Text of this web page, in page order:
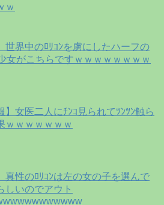
ｗ
世界中のﾛﾘｺﾝを虜にしたハーフの
女がこちらですｗｗｗｗｗｗｗｗ
】女医二人にﾁﾝｺ見られてﾂﾝﾂﾝ触ら
ｗｗｗｗｗｗｗ
真性のﾛﾘｺﾝは左の女の子を選んで
しいのでアウト